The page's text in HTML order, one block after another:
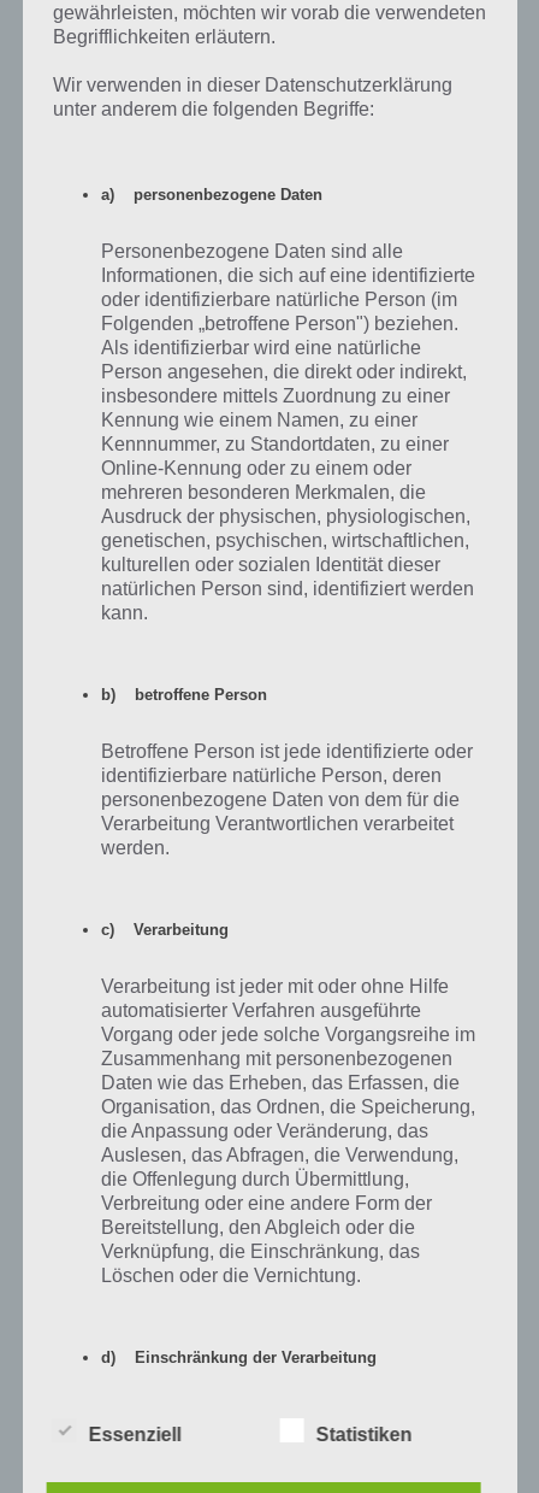
Simpsons Springfield Zeitreise Akt 3 Piraten Preise
Übersicht
Dieses mal gibt es kein Gebäude, dafür aber wieder einen neuen
Charakter, den Sexy Pirat.
Preis
Benötige
Augenklappen
Beschreibung
Animatronik-
Gratis-Land-
Marke
18.500
Piraten-
Feuergrube
31.100 Dekoration
Papageien-
Witzbold
43.700 Dekoration
Galgen 67.200
Piratenschiff 88.200
Neue Figur Sexy
Pirat
Damit du eine bessere Übersicht hast, wieviele Augenklappen du pro
Tag benötigst, um auf Kurs auf alle Preise zu sein, haben wir noch
einen Kalender. Dieser zeigt dir an, wieviele Augenklappen du bis
zum Ende des Tages haben solltest.
Bedenke, dass Akt 3 noch bis 10 Uhr des Folgetages geht, du also
noch einen kleinen Puffer hast. Trotzdem musst du wie in den Tipps
oben beschrieben alle Aktivitäten durchführen, um alle Preise zu
gewährleisten, möchten wir vorab die verwendeten
Begrifflichkeiten erläutern.
Wir verwenden in dieser Datenschutzerklärung
unter anderem die folgenden Begriffe:
a) personenbezogene Daten
Personenbezogene Daten sind alle
Informationen, die sich auf eine identifizierte
oder identifizierbare natürliche Person (im
Folgenden „betroffene Person") beziehen.
Als identifizierbar wird eine natürliche
Person angesehen, die direkt oder indirekt,
insbesondere mittels Zuordnung zu einer
Kennung wie einem Namen, zu einer
Kennnummer, zu Standortdaten, zu einer
Online-Kennung oder zu einem oder
mehreren besonderen Merkmalen, die
Ausdruck der physischen, physiologischen,
genetischen, psychischen, wirtschaftlichen,
kulturellen oder sozialen Identität dieser
natürlichen Person sind, identifiziert werden
kann.
b) betroffene Person
Betroffene Person ist jede identifizierte oder
identifizierbare natürliche Person, deren
personenbezogene Daten von dem für die
Verarbeitung Verantwortlichen verarbeitet
werden.
c) Verarbeitung
Verarbeitung ist jeder mit oder ohne Hilfe
automatisierter Verfahren ausgeführte
Vorgang oder jede solche Vorgangsreihe im
Zusammenhang mit personenbezogenen
Daten wie das Erheben, das Erfassen, die
Organisation, das Ordnen, die Speicherung,
die Anpassung oder Veränderung, das
Auslesen, das Abfragen, die Verwendung,
die Offenlegung durch Übermittlung,
Verbreitung oder eine andere Form der
Bereitstellung, den Abgleich oder die
Verknüpfung, die Einschränkung, das
Löschen oder die Vernichtung.
d) Einschränkung der Verarbeitung
Markierung gespeicherter
künftige Verarbeitung einzuschränken.
Essenziell Statistiken